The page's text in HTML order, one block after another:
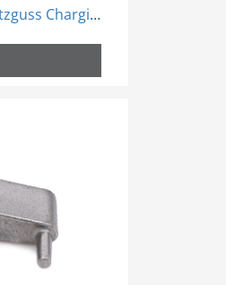
Kommunikation MIM Spritzguss Charging Base Welle Scharnier Teile